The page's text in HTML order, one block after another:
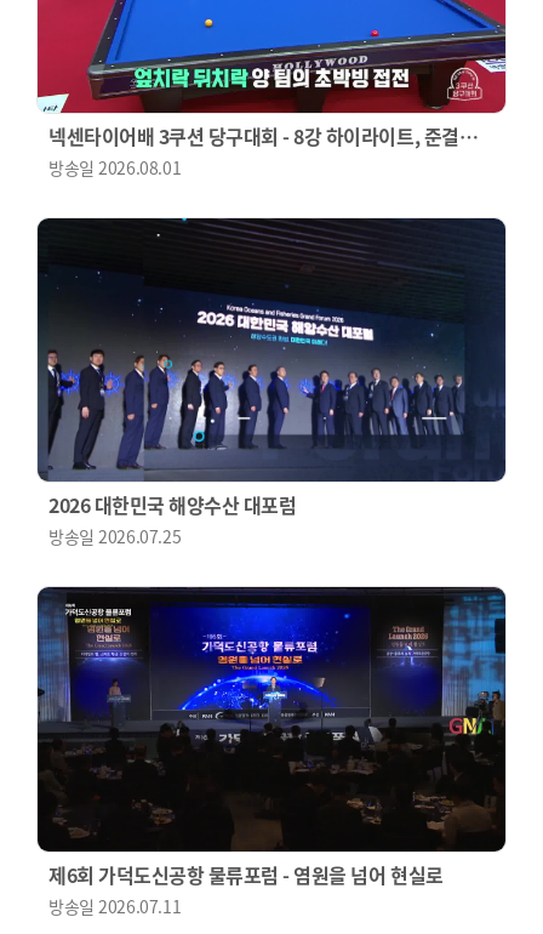
넥센타이어배 3쿠션 당구대회 - 8강 하이라이트, 준결승
(1경기)
방송일2026.08.01
2026 대한민국 해양수산 대포럼
방송일2026.07.25
제6회 가덕도신공항 물류포럼 - 염원을 넘어 현실로
방송일2026.07.11